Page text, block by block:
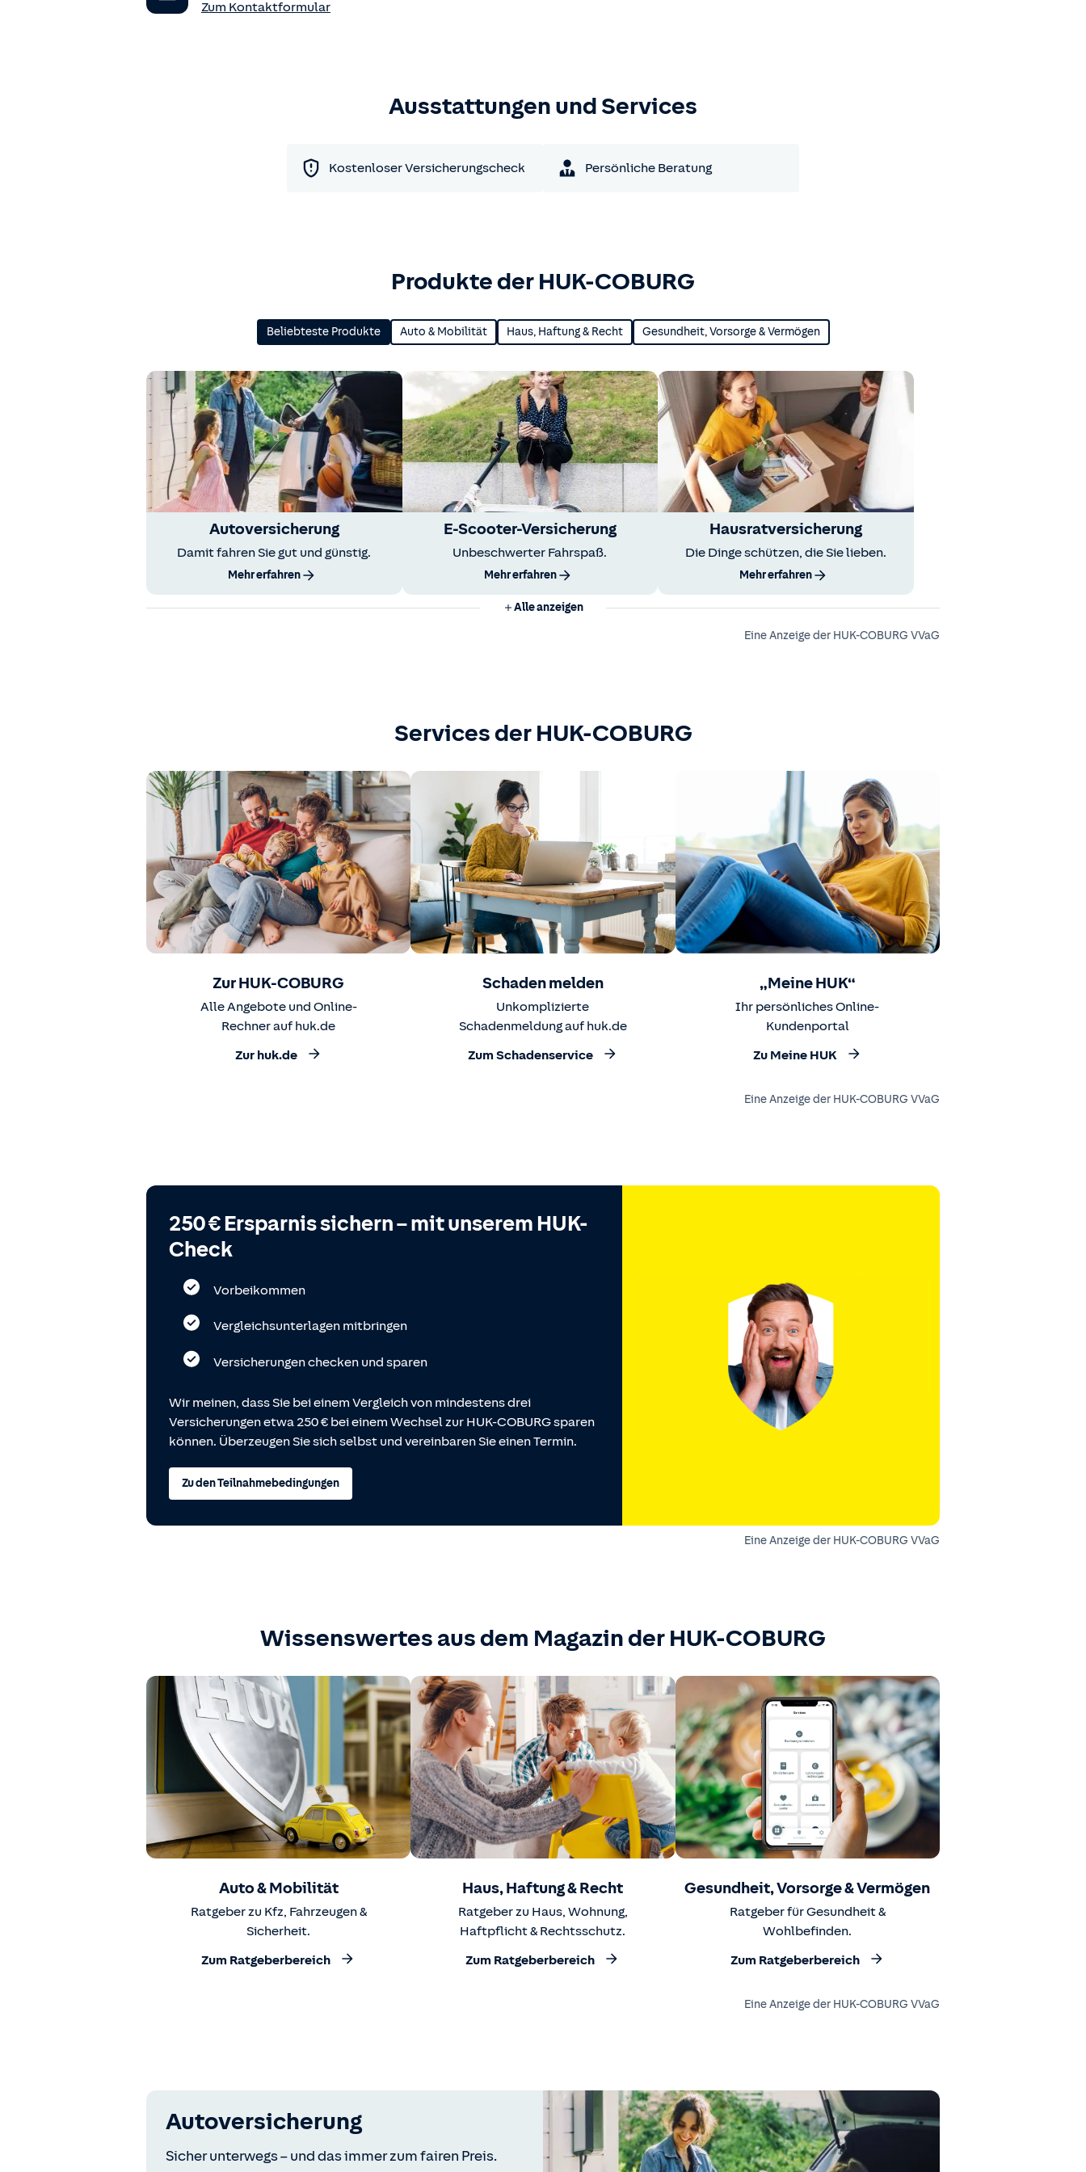
Zum Kontaktformular
Ausstattungen und Services
Kostenloser Versicherungscheck Persönliche Beratung
Produkte der HUK-COBURG
Beliebteste Produkte Auto & Mobilität Haus, Haftung & Recht Gesundheit, Vorsorge & Vermögen
Autoversicherung
Damit fahren Sie gut und günstig.
Mehr erfahren
E-Scooter-Versicherung
Unbeschwerter Fahrspaß.
Mehr erfahren
Hausratversicherung
Die Dinge schützen, die Sie lieben.
Mehr erfahren
Alle anzeigen
Eine Anzeige der HUK-COBURG VVaG
Services der HUK-COBURG
Zur HUK-COBURG
Alle Angebote und Online-
Rechner auf huk.de
Zur huk.de
Schaden melden
Unkomplizierte
Schadenmeldung auf huk.de
Zum Schadenservice
„Meine HUK“
Ihr persönliches Online-
Kundenportal
Zu Meine HUK
Eine Anzeige der HUK-COBURG VVaG
250 € Ersparnis sichern – mit unserem HUK-
Check
Vorbeikommen
Vergleichsunterlagen mitbringen
Versicherungen checken und sparen
Wir meinen, dass Sie bei einem Vergleich von mindestens drei
Versicherungen etwa 250 € bei einem Wechsel zur HUK-COBURG sparen
können. Überzeugen Sie sich selbst und vereinbaren Sie einen Termin.
Zu den Teilnahmebedingungen
Eine Anzeige der HUK-COBURG VVaG
Wissenswertes aus dem Magazin der HUK-COBURG
Auto & Mobilität
Ratgeber zu Kfz, Fahrzeugen &
Sicherheit.
Zum Ratgeberbereich
Haus, Haftung & Recht
Ratgeber zu Haus, Wohnung,
Haftpflicht & Rechtsschutz.
Zum Ratgeberbereich
Gesundheit, Vorsorge & Vermögen
Ratgeber für Gesundheit &
Wohlbefinden.
Zum Ratgeberbereich
Eine Anzeige der HUK-COBURG VVaG
Autoversicherung
Sicher unterwegs – und das immer zum fairen Preis.